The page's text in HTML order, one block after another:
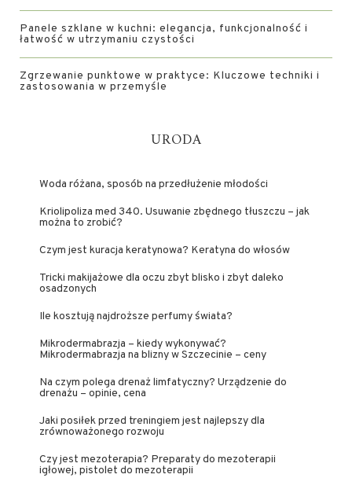
Panele szklane w kuchni: elegancja, funkcjonalność i
łatwość w utrzymaniu czystości
Zgrzewanie punktowe w praktyce: Kluczowe techniki i
zastosowania w przemyśle
URODA
Woda różana, sposób na przedłużenie młodości
Kriolipoliza med 340. Usuwanie zbędnego tłuszczu – jak
można to zrobić?
Czym jest kuracja keratynowa? Keratyna do włosów
Tricki makijażowe dla oczu zbyt blisko i zbyt daleko
osadzonych
Ile kosztują najdroższe perfumy świata?
Mikrodermabrazja – kiedy wykonywać?
Mikrodermabrazja na blizny w Szczecinie – ceny
Na czym polega drenaż limfatyczny? Urządzenie do
drenażu – opinie, cena
Jaki posiłek przed treningiem jest najlepszy dla
zrównoważonego rozwoju
Czy jest mezoterapia? Preparaty do mezoterapii
igłowej, pistolet do mezoterapii